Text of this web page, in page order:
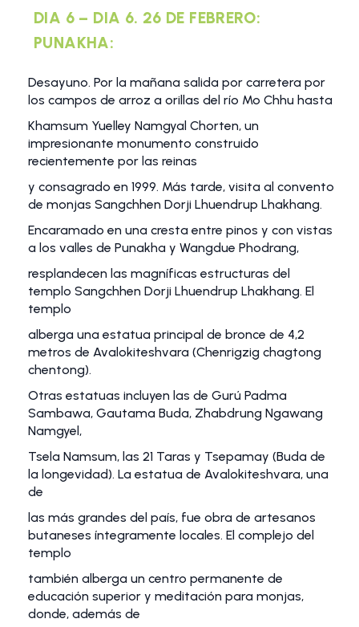
DIA 6 – DIA 6. 26 DE FEBRERO:
PUNAKHA:
Desayuno. Por la mañana salida por carretera por
los campos de arroz a orillas del río Mo Chhu hasta
Khamsum Yuelley Namgyal Chorten, un
impresionante monumento construido
recientemente por las reinas
y consagrado en 1999. Más tarde, visita al convento
de monjas Sangchhen Dorji Lhuendrup Lhakhang.
Encaramado en una cresta entre pinos y con vistas
a los valles de Punakha y Wangdue Phodrang,
resplandecen las magníficas estructuras del
templo Sangchhen Dorji Lhuendrup Lhakhang. El
templo
alberga una estatua principal de bronce de 4,2
metros de Avalokiteshvara (Chenrigzig chagtong
chentong).
Otras estatuas incluyen las de Gurú Padma
Sambawa, Gautama Buda, Zhabdrung Ngawang
Namgyel,
Tsela Namsum, las 21 Taras y Tsepamay (Buda de
la longevidad). La estatua de Avalokiteshvara, una
de
las más grandes del país, fue obra de artesanos
butaneses íntegramente locales. El complejo del
templo
también alberga un centro permanente de
educación superior y meditación para monjas,
donde, además de